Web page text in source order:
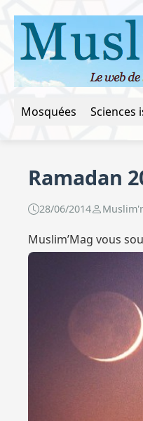
Mosquées Sciences
Ramadan
28/06/2014
Muslim’Mag vous